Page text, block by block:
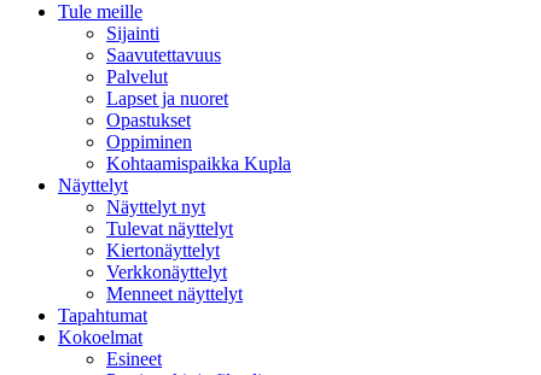
Tule meille
Sijainti
Saavutettavuus
Palvelut
Lapset ja nuoret
Opastukset
Oppiminen
Kohtaamispaikka Kupla
Näyttelyt
Näyttelyt nyt
Tulevat näyttelyt
Kiertonäyttelyt
Verkkonäyttelyt
Menneet näyttelyt
Tapahtumat
Kokoelmat
Esineet